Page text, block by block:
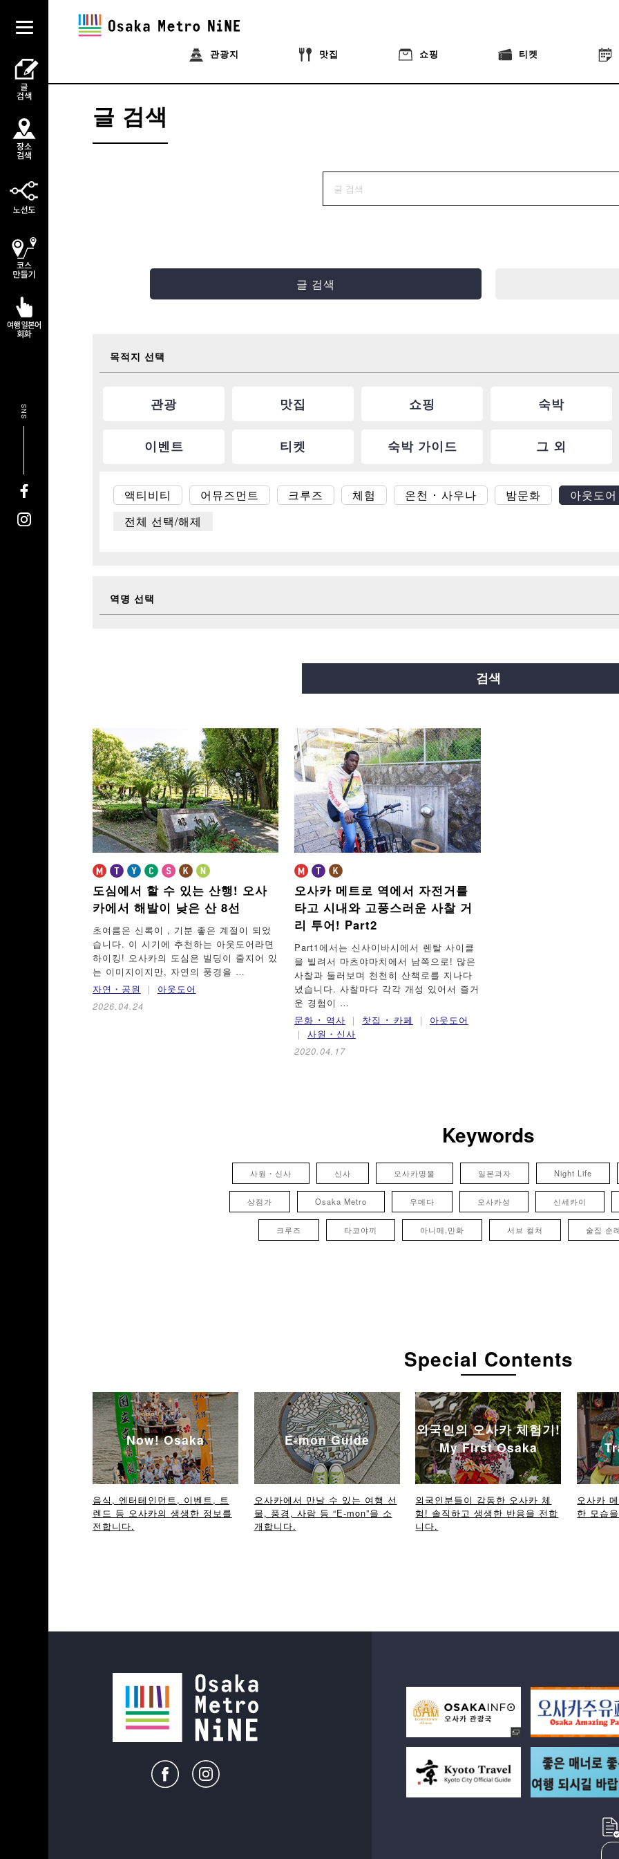
관광지 맛집 쇼핑 티켓
SNS
글 검색
글 검색
목적지 선택
관광 맛집 쇼핑 숙박
이벤트 티켓 숙박 가이드 그 외
액티비티 어뮤즈먼트 크루즈 체험 온천 ･ 사우나 밤문화 아웃도어
전체 선택/해제
역명 선택
나가호리쓰루미료쿠치선 이마자토스지선 뉴트램
검색
도심에서 할 수 있는 산행! 오사
카에서 해발이 낮은 산 8선
초여름은 신록이 , 기분 좋은 계절이 되었
습니다. 이 시기에 추천하는 아웃도어라면
하이킹! 오사카의 도심은 빌딩이 줄지어 있
는 이미지이지만, 자연의 풍경을 …
자연・공원
아웃도어
2026.04.24
오사카 메트로 역에서 자전거를
타고시내와 고풍스러운 사찰 거
리 투어! Part2
Part1에서는 신사이바시에서 렌탈 사이클
을 빌려서 마츠야마치에서 남쪽으로! 많은
사찰과 둘러보며 천천히 산책로를 지나다
녔습니다. 사찰마다 각각 개성 있어서 즐거
운 경험이 …
문화 ･ 역사
찻집 ･ 카페
아웃도어
사원・신사
2020.04.17
Keywords
사원・신사 신사 오사카명물 일본과자 Night Life
상점가 Osaka Metro 우메다 오사카성 신세카이
크루즈 타코야끼 아니메,만화 서브 컬처 술집 순
Special Contents
Now! Osaka
음식, 엔터테인먼트, 이벤트, 트
렌드 등 오사카의 생생한 정보를
전합니다.
E-mon Guide
오사카에서 만날 수 있는 여행 선
물, 풍경, 사람 등 “E-mon”을 소
개합니다.
외국인의 오사카 체험기!
My First Osaka
외국인분들이 감동한 오사카 체
험! 솔직하고 생생한 반응을 전합
니다.
오사카
한 모습